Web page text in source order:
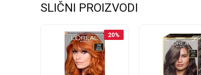
SLIČNI PROIZVODI
20%